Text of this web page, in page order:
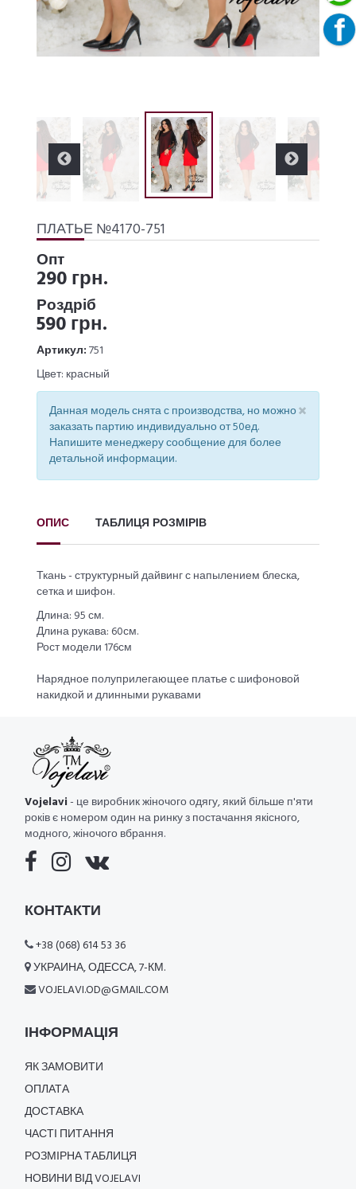
ПЛАТЬЕ №4170-751
Опт
290 грн.
Роздріб
590 грн.
Артикул:751
Цвет: красный
×
Данная модель снята с производства, но можно
заказать партию индивидуально от 50ед.
Напишите менеджеру сообщение для более
детальной информации.
ОПИС ТАБЛИЦЯ РОЗМІРІВ
Ткань - структурный дайвинг с напылением блеска,
сетка и шифон.
Длина: 95 см.
Длина рукава: 60см.
Рост модели 176см
Нарядное полуприлегающее платье с шифоновой
накидкой и длинными рукавами
Vojelavi- це виробник жіночого одягу, який більше п'яти
років є номером один на ринку з постачання якісного,
модного, жіночого вбрання.
КОНТАКТИ
+38 (068) 614 53 36
УКРАИНА, ОДЕССА, 7-КМ.
VOJELAVI.OD@GMAIL.COM
ІНФОРМАЦІЯ
ЯК ЗАМОВИТИ
ОПЛАТА
ДОСТАВКА
ЧАСТІ ПИТАННЯ
РОЗМІРНА ТАБЛИЦЯ
НОВИНИ ВІД VOJELAVI